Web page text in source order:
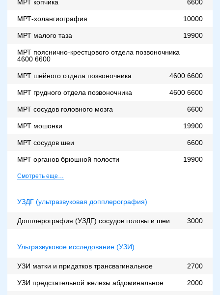
МРТ копчика 6600
МРТ-холангиография 10000
МРТ малого таза 19900
МРТ пояснично-крестцового отдела позвоночника
4600 6600
МРТ шейного отдела позвоночника 4600 6600
МРТ грудного отдела позвоночника 4600 6600
МРТ сосудов головного мозга 6600
МРТ мошонки 19900
МРТ сосудов шеи 6600
МРТ органов брюшной полости 19900
Смотреть еще…
УЗДГ (ультразвуковая допплерография)
Допплерография (УЗДГ) сосудов головы и шеи 3000
Ультразвуковое исследование (УЗИ)
УЗИ матки и придатков трансвагинальное 2700
УЗИ предстательной железы абдоминальное 2000